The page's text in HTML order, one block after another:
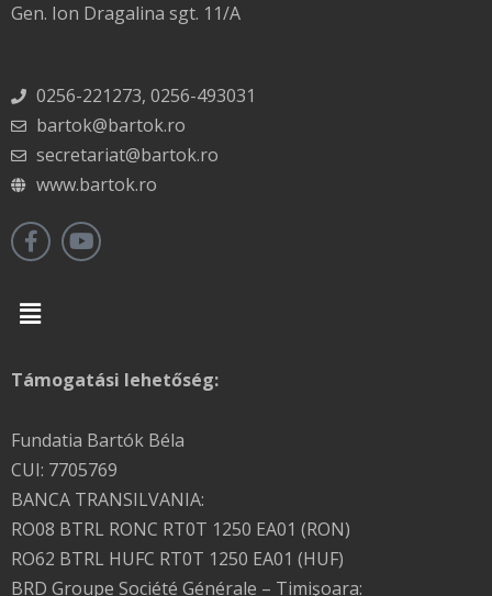
Gen. Ion Dragalina sgt. 11/A
0256-221273, 0256-493031
bartok@bartok.ro
secretariat@bartok.ro
www.bartok.ro
Menu
Támogatási lehetőség:
Fundatia Bartók Béla
CUI: 7705769
BANCA TRANSILVANIA:
RO08 BTRL RONC RT0T 1250 EA01 (RON)
RO62 BTRL HUFC RT0T 1250 EA01 (HUF)
BRD Groupe Société Générale – Timişoara: